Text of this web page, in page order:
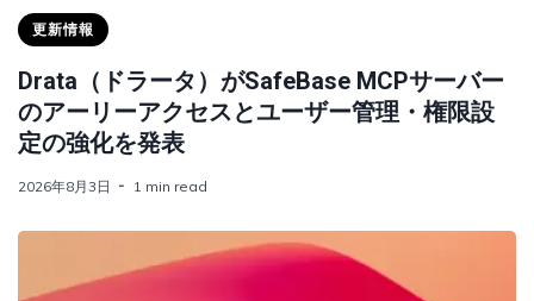
更新情報
Drata（ドラータ）がSafeBase MCPサーバー
のアーリーアクセスとユーザー管理・権限設
定の強化を発表
2026年8月3日 1 min read